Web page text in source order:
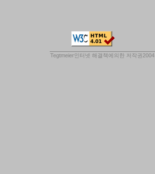
Tegtmeier인터넷 해결책 에의한 저작권2004